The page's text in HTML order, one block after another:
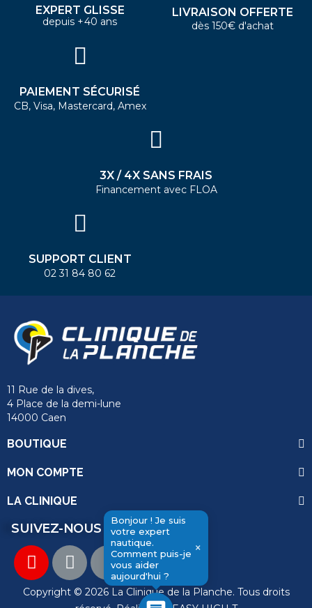
Bonjour ! Je suis
votre expert
nautique.
Comment puis-je
vous aider
aujourd'hui ?
×
EXPERT GLISSE
depuis +40 ans
LIVRAISON OFFERTE
dès 150€ d'achat
PAIEMENT SÉCURISÉ
CB, Visa, Mastercard, Amex
3X / 4X SANS FRAIS
Financement avec FLOA
SUPPORT CLIENT
02 31 84 80 62
11 Rue de la dives,
4 Place de la demi-lune
14000 Caen
BOUTIQUE
MON COMPTE
LA CLINIQUE
SUIVEZ-NOUS
Copyright © 2026 La Clinique de la Planche. Tous droits